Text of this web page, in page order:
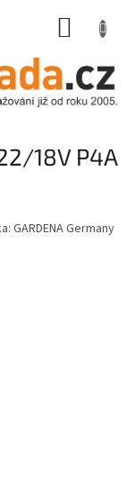
18V P4A
GARDENA Germany